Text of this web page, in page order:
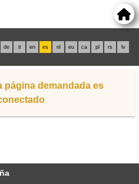
de it en es nl eu ca pl rs lv
página demandada es